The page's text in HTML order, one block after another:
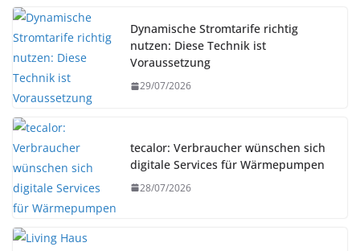
Dynamische Stromtarife richtig
nutzen: Diese Technik ist
Voraussetzung
29/07/2026
tecalor: Verbraucher wünschen sich
digitale Services für Wärmepumpen
28/07/2026